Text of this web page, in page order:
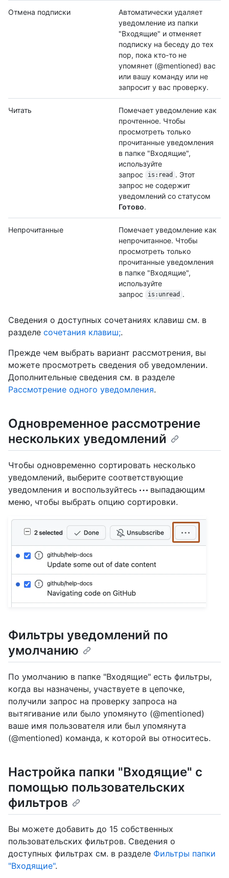
Отмена подписки
Автоматически удаляет
уведомление из папки
"Входящие" и отменяет
подписку на беседу до тех
пор, пока кто-то не
упомянет (@mentioned) вас
или вашу команду или не
запросит у вас проверку.
Читать
Помечает уведомление как
прочтенное. Чтобы
просмотреть только
прочитанные уведомления
в папке "Входящие",
используйте
запрос
is:read . Этот
запрос не содержит
уведомлений со статусом
Готово.
Непрочитанные
Помечает уведомление как
непрочитанное. Чтобы
просмотреть только
прочитанные уведомления
в папке "Входящие",
используйте
запрос
is:unread .
Сведения о доступных сочетаниях клавиш см. в
разделе сочетания клавиш;.
Прежде чем выбрать вариант рассмотрения, вы
можете просмотреть сведения об уведомлении.
Дополнительные сведения см. в разделе
Рассмотрение одного уведомления.
Одновременное рассмотрение
нескольких уведомлений
Чтобы одновременно сортировать несколько
уведомлений, выберите соответствующие
уведомления и воспользуйтесь
выпадающим
меню, чтобы выбрать опцию сортировки.
Фильтры уведомлений по
умолчанию
По умолчанию в папке "Входящие" есть фильтры,
когда вы назначены, участвуете в цепочке,
получили запрос на проверку запроса на
вытягивание или было упомянуто (@mentioned)
ваше имя пользователя или был упомянута
(@mentioned) команда, к которой вы относитесь.
Настройка папки "Входящие" с
помощью пользовательских
фильтров
Вы можете добавить до 15 собственных
пользовательских фильтров. Сведения о
доступных фильтрах см. в разделе Фильтры папки
"Входящие".